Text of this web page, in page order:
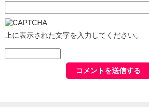
上に表示された文字を入力してください。